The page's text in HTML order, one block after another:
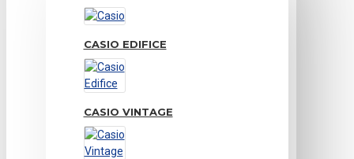
CASIO EDIFICE
CASIO VINTAGE